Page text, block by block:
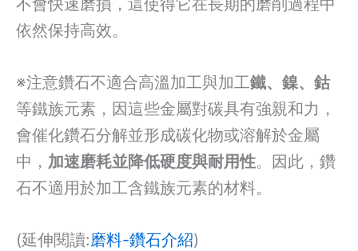
不會快速磨損，這使得它在長期的磨削過程中
依然保持高效。
※注意鑽石不適合高溫加工與加工鐵、鎳、鈷
等鐵族元素，因這些金屬對碳具有強親和力，
會催化鑽石分解並形成碳化物或溶解於金屬
中， 加速磨耗並降低硬度與耐用性。因此，鑽
石不適用於加工含鐵族元素的材料。
(延伸閱讀:磨料-鑽石介紹)